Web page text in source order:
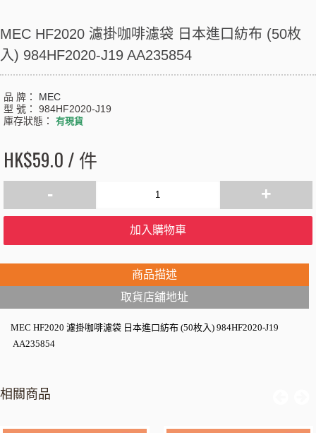
MEC HF2020 濾掛咖啡濾袋 日本進口紡布 (50枚
入) 984HF2020-J19 AA235854
品 牌： MEC
型 號： 984HF2020-J19
庫存狀態： 有現貨
HK$59.0 / 件
- +
加入購物車
商品描述
取貨店舖地址
MEC HF2020 濾掛咖啡濾袋 日本進口紡布 (50枚入) 984HF2020-J19
AA235854
相關商品